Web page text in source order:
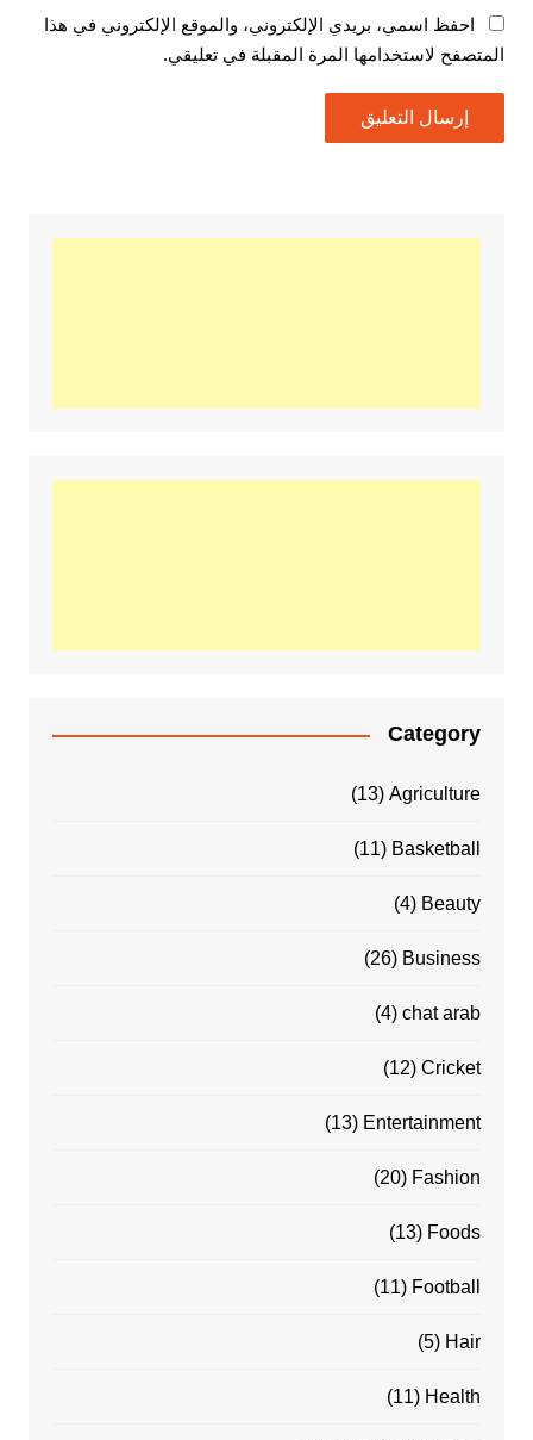
احفظ اسمي، بريدي الإلكتروني، والموقع الإلكتروني في هذا
المتصفح لاستخدامها المرة المقبلة في تعليقي.
Category
Agriculture
(13)
Basketball
(11)
Beauty
(4)
Business
(26)
chat arab
(4)
Cricket
(12)
Entertainment
(13)
Fashion
(20)
Foods
(13)
Football
(11)
Hair
(5)
Health
(11)